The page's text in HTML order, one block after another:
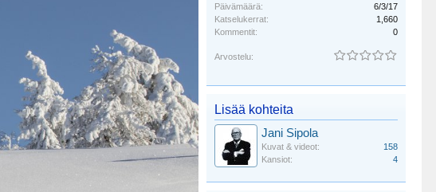
Päivämäärä:
6/3/17
Katselukerrat:
1,660
Kommentit:
0
Arvostelu:
Lisää kohteita
Jani Sipola
Kuvat & videot:
158
Kansiot:
4